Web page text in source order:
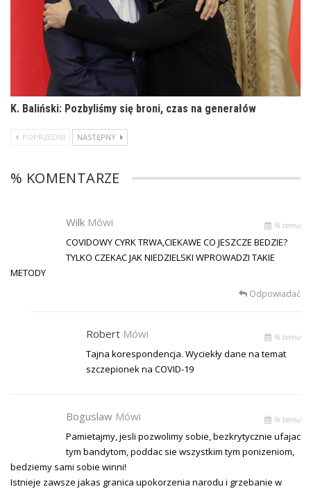
K. Baliński: Pozbyliśmy się broni, czas na generałów
POPRZEDNI NASTĘPNY
% KOMENTARZE
Wilk Mówi % temu
COVIDOWY CYRK TRWA,CIEKAWE CO JESZCZE BEDZIE?
TYLKO CZEKAC JAK NIEDZIELSKI WPROWADZI TAKIE
METODY
Odpowiadać
Robert Mówi % temu
Tajna korespondencja. Wyciekły dane na temat
szczepionek na COVID-19
Boguslaw Mówi % temu
Pamietajmy, jesli pozwolimy sobie, bezkrytycznie ufajac
tym bandytom, poddac sie wszystkim tym ponizeniom,
bedziemy sami sobie winni!
Istnieje zawsze jakas granica upokorzenia narodu i grzebanie w